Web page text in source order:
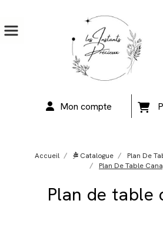
Mon compte
Accueil Catalogue
Plan De
Plan De Table
Plan de table